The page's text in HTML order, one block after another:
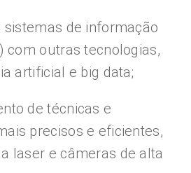
sistemas de informação
com outras tecnologias,
artificial e big data;
de técnicas e
precisos e eficientes,
laser e câmeras de alta